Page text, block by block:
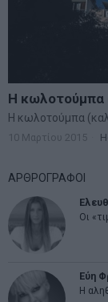
Η κωλοτούμπα
Η κωλοτούμπα
10 Μαρτίου 2015
ΑΡΘΡΟΓΡΑΦΟΙ
Οι
Εύη
Η